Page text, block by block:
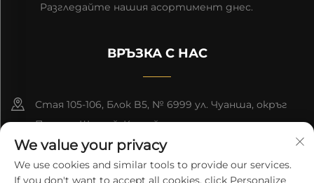
Разгледайте нашия асортимент днес.
ВРЪЗКА С НАС
Стая 105-106, Блок B5, № 6999 ул. Чуанша, окръг
Пудонг, Шанхай, Китай
+86-13501965616
We value your privacy
We use cookies and similar tools to provide our services.
If you don't want to accept all cookies, click Personalize